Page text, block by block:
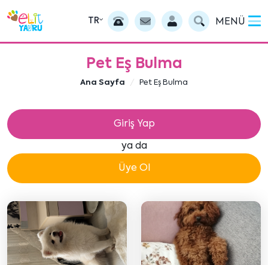
TR MENÜ
Pet Eş Bulma
Ana Sayfa Pet Eş Bulma
Giriş Yap
ya da
Üye Ol